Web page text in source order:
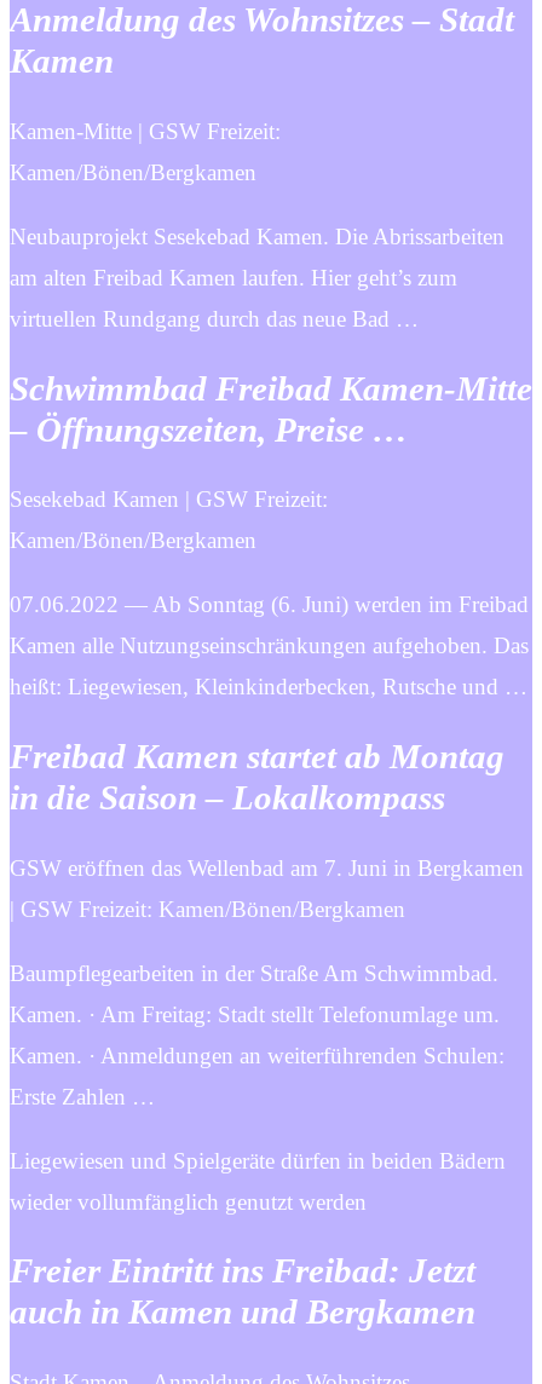
Anmeldung des Wohnsitzes – Stadt
Kamen
Kamen-Mitte | GSW Freizeit:
Kamen/Bönen/Bergkamen
Neubauprojekt Sesekebad Kamen. Die Abrissarbeiten
am alten Freibad Kamen laufen. Hier geht’s zum
virtuellen Rundgang durch das neue Bad …
Schwimmbad Freibad Kamen-Mitte
– Öffnungszeiten, Preise …
Sesekebad Kamen | GSW Freizeit:
Kamen/Bönen/Bergkamen
07.06.2022 — Ab Sonntag (6. Juni) werden im Freibad
Kamen alle Nutzungseinschränkungen aufgehoben. Das
heißt: Liegewiesen, Kleinkinderbecken, Rutsche und …
Freibad Kamen startet ab Montag
in die Saison – Lokalkompass
GSW eröffnen das Wellenbad am 7. Juni in Bergkamen
| GSW Freizeit: Kamen/Bönen/Bergkamen
Baumpflegearbeiten in der Straße Am Schwimmbad.
Kamen. · Am Freitag: Stadt stellt Telefonumlage um.
Kamen. · Anmeldungen an weiterführenden Schulen:
Erste Zahlen …
Liegewiesen und Spielgeräte dürfen in beiden Bädern
wieder vollumfänglich genutzt werden
Freier Eintritt ins Freibad: Jetzt
auch in Kamen und Bergkamen